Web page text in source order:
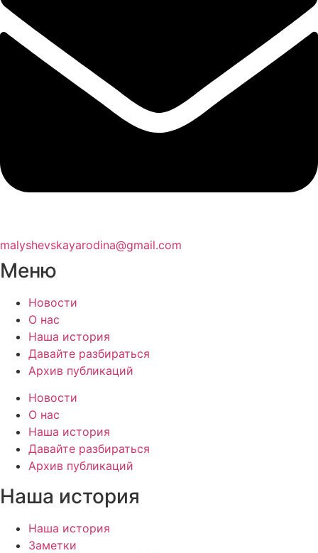
malyshevskayarodina@gmail.com
Меню
Новости
О нас
Наша история
Давайте разбираться
Архив публикаций
Новости
О нас
Наша история
Давайте разбираться
Архив публикаций
Наша история
Наша история
Заметки